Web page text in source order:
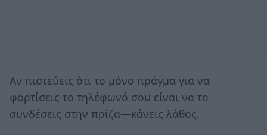
Αν πιστεύεις ότι το μόνο πράγμα για να
φορτίσεις το τηλέφωνό σου είναι να το
συνδέσεις στην πρίζα—κάνεις λάθος.